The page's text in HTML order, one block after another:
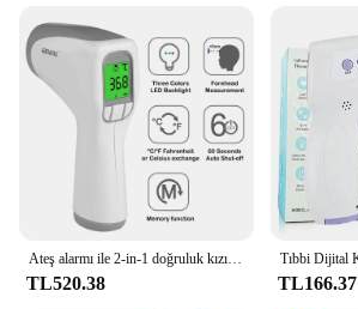
Ateş alarmı ile 2-in-1 doğruluk kızılötesi termometre ve tüm aile için % LCD ekran doğru okumalar
TL520.38 TL166.37